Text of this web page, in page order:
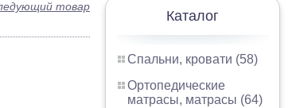
Каталог
Спальни, кровати (58)
Ортопедические
матрасы, матрасы (64)
товар